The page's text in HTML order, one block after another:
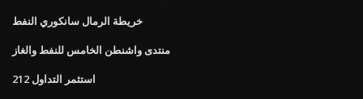
خريطة الرمال سانكوري النفط
منتدى واشنطن الخامس للنفط والغاز
استثمر التداول 212